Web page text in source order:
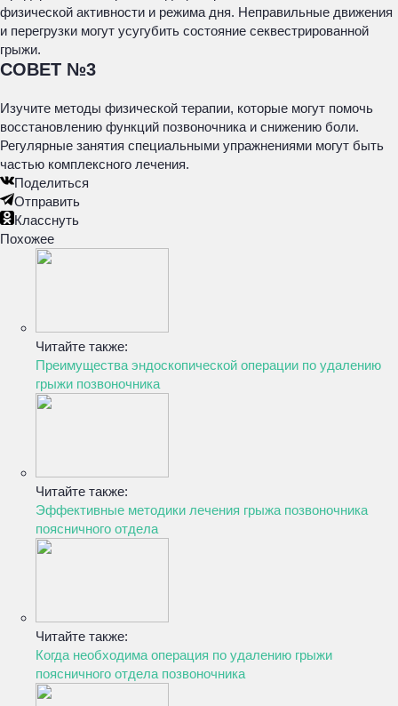
физической активности и режима дня. Неправильные движения
и перегрузки могут усугубить состояние секвестрированной
грыжи.
СОВЕТ №3
Изучите методы физической терапии, которые могут помочь
восстановлению функций позвоночника и снижению боли.
Регулярные занятия специальными упражнениями могут быть
частью комплексного лечения.
Поделиться
Отправить
Класснуть
Похожее
Читайте также:
Преимущества эндоскопической операции по удалению
грыжи позвоночника
Читайте также:
Эффективные методики лечения грыжа позвоночника
поясничного отдела
Читайте также:
Когда необходима операция по удалению грыжи
поясничного отдела позвоночника